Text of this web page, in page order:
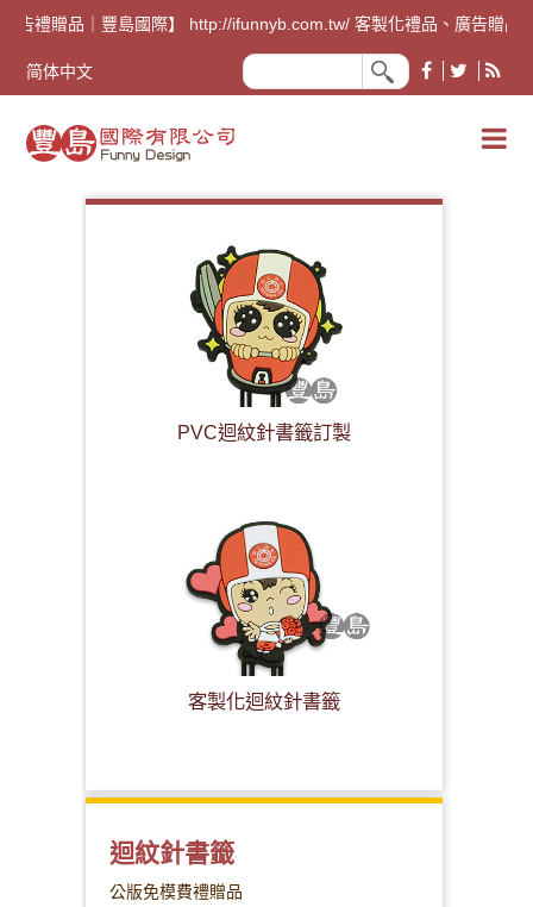
告禮贈品｜豐島國際】 http://ifunnyb.com.tw/ 客製化禮品、廣告贈
简体中文
PVC迴紋針書籤訂製
客製化迴紋針書籤
迴紋針書籤
公版免模費禮贈品